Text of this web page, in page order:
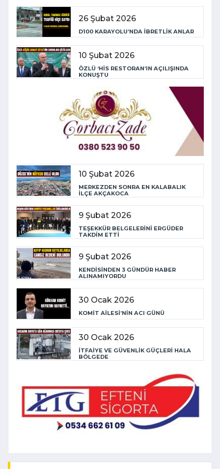
26 Şubat 2026
D100 KARAYOLU’NDA İBRETLİK ANLAR
10 Şubat 2026
ÖZLÜ ‘HİS RESTORAN’IN AÇILIŞINDA
KONUŞTU
10 Şubat 2026
MERKEZDEN SONRA EN KALABALIK
İLÇE AKÇAKOCA
9 Şubat 2026
TEŞEKKÜR BELGELERİNİ ERGÜDER
TAKDİM ETTİ
9 Şubat 2026
KENDİSİNDEN 3 GÜNDÜR HABER
ALINAMIYORDU
30 Ocak 2026
KOMİT AİLESİ’NİN ACI GÜNÜ
30 Ocak 2026
İTFAİYE VE GÜVENLİK GÜÇLERİ HALA
BÖLGEDE